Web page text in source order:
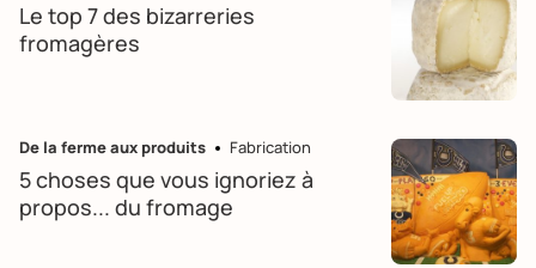
Le top 7 des bizarreries
fromagères
De la ferme aux produits Fabrication
5 choses que vous ignoriez à
propos... du fromage